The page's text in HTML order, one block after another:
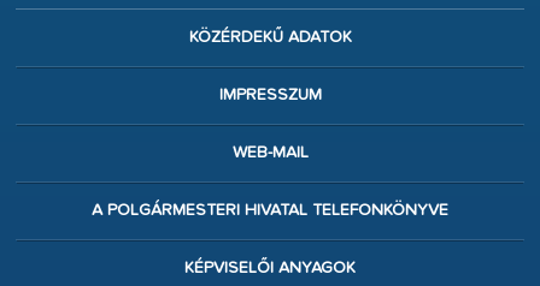
KÖZÉRDEKŰ ADATOK
IMPRESSZUM
WEB-MAIL
A POLGÁRMESTERI HIVATAL TELEFONKÖNYVE
KÉPVISELŐI ANYAGOK